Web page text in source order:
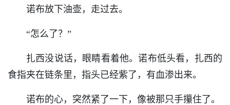
诺布放下油壶，走过去。
“怎么了？”
扎西没说话，眼睛看着他。诺布低头看，扎西的
食指夹在链条里，指头已经紫了，有血渗出来。
诺布的心，突然紧了一下，像被那只手攥住了。